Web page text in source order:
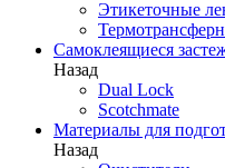
Этикеточные
Cамоклеящиеся
Назад
Dual Lock
Scotchmate
Материалы для
Назад